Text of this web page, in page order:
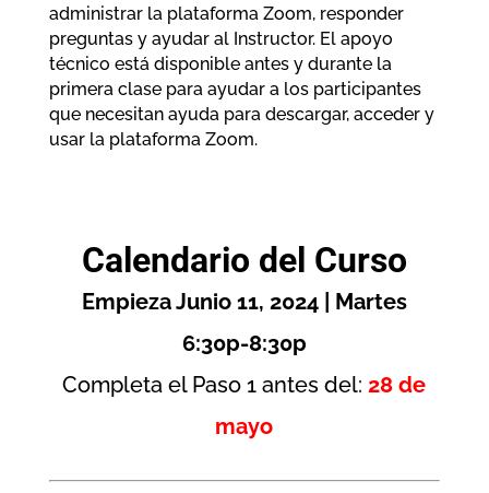
administrar la plataforma Zoom, responder
preguntas y ayudar al Instructor. El apoyo
técnico está disponible antes y durante la
primera clase para ayudar a los participantes
que necesitan ayuda para descargar, acceder y
usar la plataforma Zoom.
Calendario del Curso
Empieza Junio 11, 2024 | Martes
6:30p-8:30p
Completa el Paso 1 antes del: 28 de
mayo